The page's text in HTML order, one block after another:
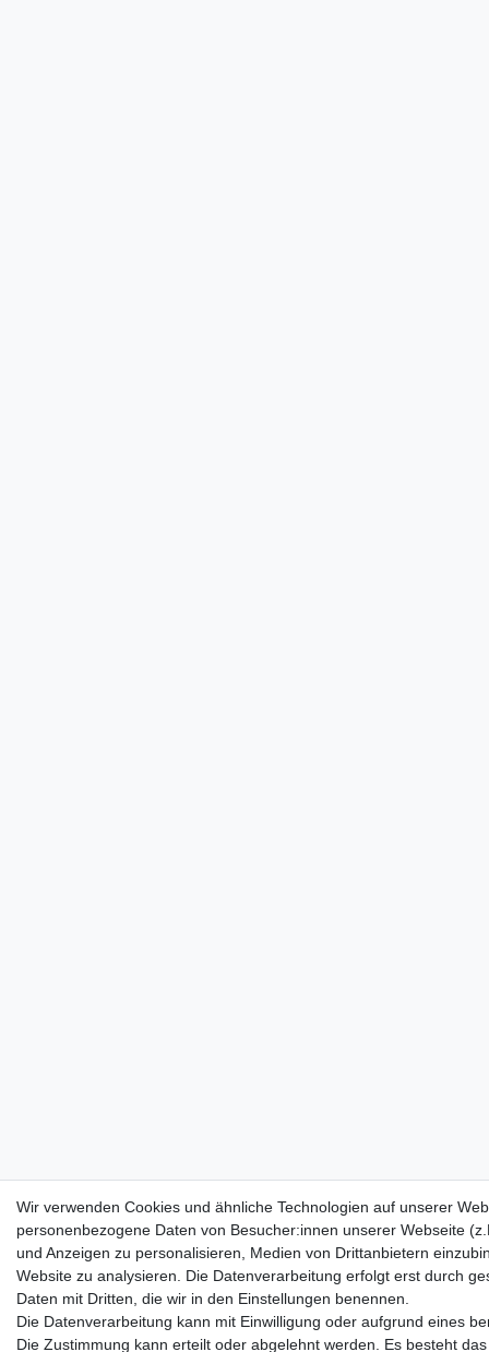
Wir verwenden Cookies und ähnliche Technologien auf unserer
personenbezogene Daten von Besucher:innen unserer Webseite
und Anzeigen zu personalisieren, Medien von Drittanbietern
Website zu analysieren. Die Datenverarbeitung erfolgt erst durch
Daten mit Dritten, die wir in den Einstellungen benennen.
Die Datenverarbeitung kann mit Einwilligung oder aufgrund eines
Die Zustimmung kann erteilt oder abgelehnt werden. Es besteht